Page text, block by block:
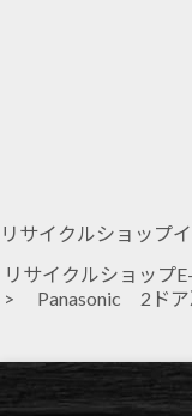
リサイクルショップ
リサイクルショップ
> Panasonic 2ドア